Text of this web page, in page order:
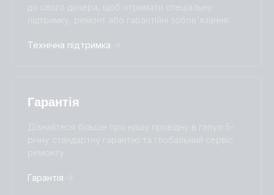
Русский
Українська
中國人
до свого дилера, щоб отримати спеціальну
підтримку, ремонт або гарантійні зобов'язання.
Технічна підтримка
Гарантія
Дізнайтеся більше про нашу провідну в галузі 5-
річну стандартну гарантію та глобальний сервіс
ремонту.
Гарантія